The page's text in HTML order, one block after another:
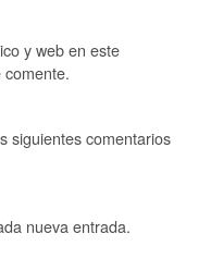
y web en este
siguientes comentarios
nueva entrada.